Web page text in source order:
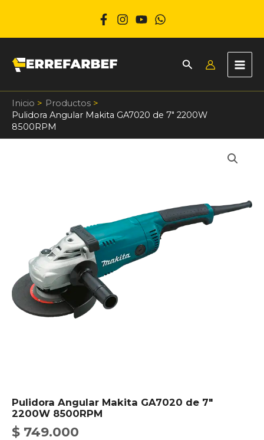
Inicio
Productos
Pulidora Angular Makita GA7020 de 7″ 2200W
8500RPM
Pulidora Angular Makita GA7020 de 7″
2200W 8500RPM
$ 749.000